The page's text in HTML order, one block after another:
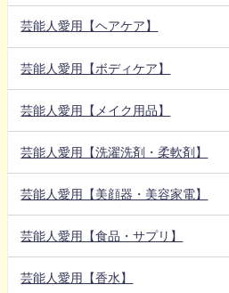
芸能人愛用【ヘアケア】
芸能人愛用【ボディケア】
芸能人愛用【メイク用品】
芸能人愛用【洗濯洗剤・柔軟剤】
芸能人愛用【美顔器・美容家電】
芸能人愛用【食品・サプリ】
芸能人愛用【香水】